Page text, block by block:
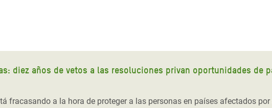
por la Crisis en
Oriental
diez años de vetos a las resoluciones privan oportunidades de
fracasando a la hora de proteger a las personas en países afectados